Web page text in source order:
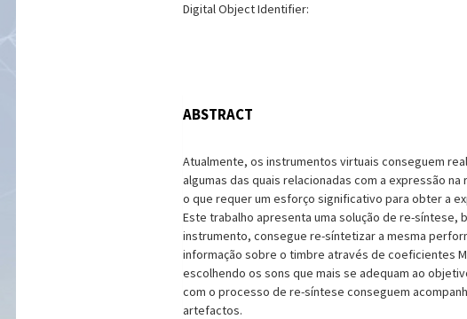
Digital Object Identifier:
ABSTRACT
Atualmente, os instrumentos virtuais conseguem
algumas das quais relacionadas com a expressão
o que requer um esforço significativo para obter a
Este trabalho apresenta uma solução de re-síntese,
instrumento, consegue re-síntetizar a mesma
informação sobre o timbre através de coeficientes
escolhendo os sons que mais se adequam ao
com o processo de re-síntese conseguem
artefactos.